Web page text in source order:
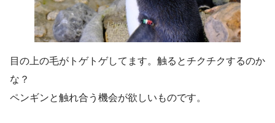
目の上の毛がトゲトゲしてます。触るとチクチクするのか
な？
ペンギンと触れ合う機会が欲しいものです。